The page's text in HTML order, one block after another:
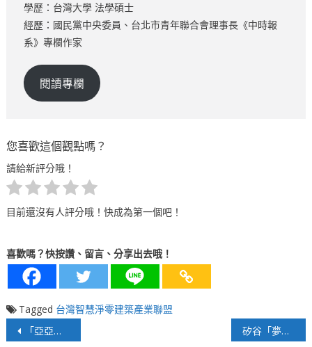
學歷：台灣大學 法學碩士
經歷：國民黨中央委員、台北市青年聯合會理事長《中時報
系》專欄作家
閱讀專欄
您喜歡這個觀點嗎？
請給新評分哦！
目前還沒有人評分哦！快成為第一個吧！
喜歡嗎？快按讚、留言、分享出去哦！
Tagged 台灣智慧淨零建築產業聯盟
文
「亞亞」無傷大雅 矽谷「夢幻職場」光環不再